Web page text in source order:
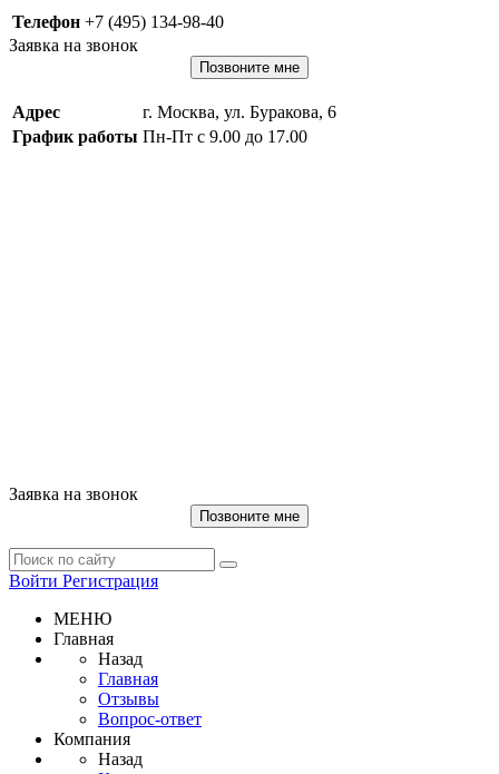
Телефон +7 (495) 134-98-40
Заявка на звонок
Позвоните мне
Адрес
г. Москва, ул. Буракова, 6
График работы Пн-Пт с 9.00 до 17.00
Заявка на звонок
Позвоните мне
Войти Регистрация
МЕНЮ
Главная
Назад
Главная
Отзывы
Вопрос-ответ
Компания
Назад